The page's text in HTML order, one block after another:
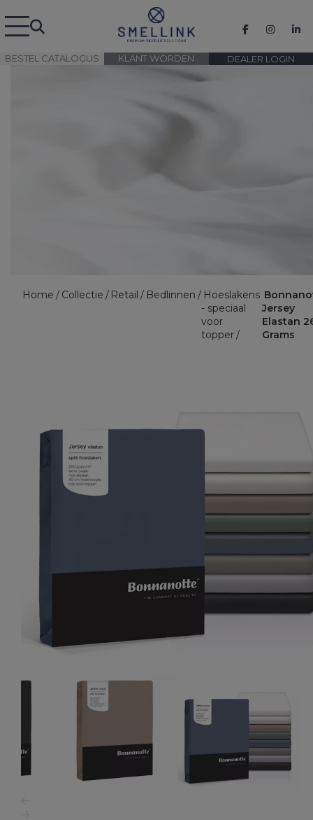
BESTEL CATALOGUS DEALER LOGIN
KLANT WORDEN
Home Collectie Retail Bedlinnen
Hoeslakens
- speciaal
voor
topper
Jersey
Elastan
Grams